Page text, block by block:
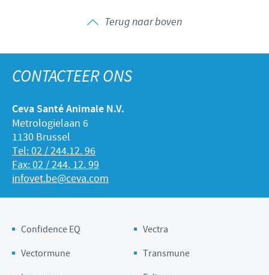
Terug naar boven
CONTACTEER ONS
Ceva Santé Animale N.V.
Metrologielaan 6
1130 Brussel
Tel: 02 / 244.12. 96
Fax: 02 / 244. 12. 99
infovet.be@ceva.com
Confidence EQ
Vectra
Vectormune
Transmune